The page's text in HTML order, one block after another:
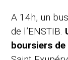
A 14h, un
de l’ENSTIB.
boursiers